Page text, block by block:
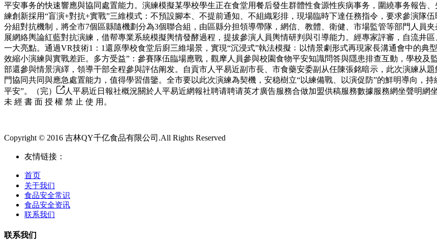
平安事务的快速響應與協同處置能力。演練模擬某學校學生正在食堂用餐后發生群體性食源性疾病事务，圍繞事务報告
練創新採用“盲演+對抗+實戰”三維模式：不預設腳本、不提前通知、不組織彩排，現場臨時下達任務指令，要求參演隊
分組對抗機制，將全市7個區縣隨機劃分為3個聯合組，由區縣分担領導帶隊，網信、教體、衛健、市場監管等部門人員
展網絡輿論紅藍對抗演練，借帮專業系統模擬輿情發酵過程，提拔參演人員輿情研判與引導能力。經專家評審，自流井
一大亮點。通過VR技術1：1還原學校食堂后廚三維場景，實現“沉浸式”執法模擬﹔以情景劇形式再現家長溝通會中的典
效縮小演練與實戰差距。多方受益”：參賽隊伍臨場應戰，觀摩人員參與校園食物平安知識問答與隱患排查互動，學校
部還參與情景演繹，領導干部全程參與評估阐发。自貢市人平易近副市長、市食藥安委副从任陳張銘暗示，此次演練从
門協同共同與應急處置能力，值得學習借鑒。全市要以此次演練為契機，安稳樹立“以練備戰、以演促防”的鮮明導向，
平安”。（完）
人平易近日報社概況關於人平易近網報社聘请聘请英才廣告服務合做加盟供稿服務數據服務網坐聲明網
未 經 書 面 授 權 禁 止 使 用。
Copyright © 2016 吉林QY千亿食品有限公司.All Rights Reserved
友情链接：
首页
关于我们
食品安全常识
食品安全资讯
联系我们
联系我们